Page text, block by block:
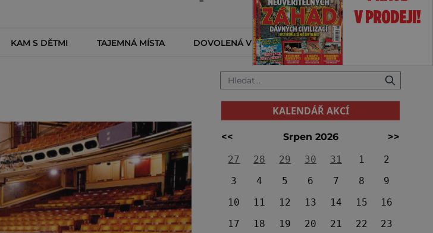
KAM S DĚTMI TAJEMNÁ MÍSTA DOVOLENÁ V ZAHRANIČÍ KALENDÁŘ AKCÍ
KALENDÁŘ AKCÍ
<< Srpen 2026
>>
27
28 29 30 31 1
2
3
4 5 6 7 8
9
10
11 12 13 14 15
16
17
18 19 20 21 22
23